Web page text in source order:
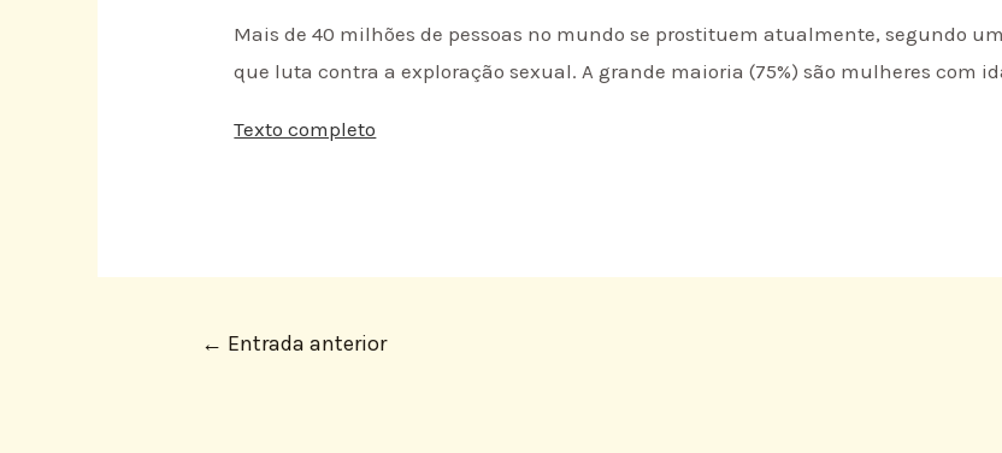
Mais de 40 milhões de pessoas no mundo se prostituem atualmente, segundo
que luta contra a exploração sexual. A grande maioria (75%) são mulheres com
Texto completo
← Entrada anterior